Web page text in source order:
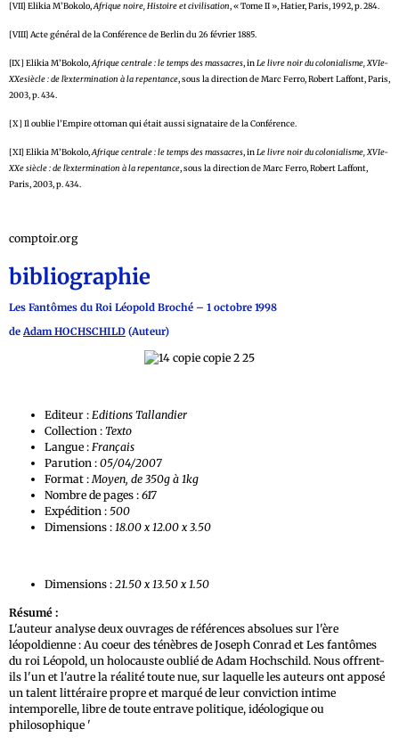
[VII] Elikia M’Bokolo,Afrique noire, Histoire et civilisation, « Tome II », Hatier, Paris, 1992, p. 284.
[VIII] Acte général de la Conférence de Berlin du 26 février 1885.
[IX] Elikia M’Bokolo,Afrique centrale : le temps des massacres, inLe livre noir du colonialisme, XVIe-
XXesiècle : de l’extermination à la repentance, sous la direction de Marc Ferro, Robert Laffont, Paris,
2003, p. 434.
[X] Il oublie l’Empire ottoman qui était aussi signataire de la Conférence.
[XI] Elikia M’Bokolo,Afrique centrale : le temps des massacres, inLe livre noir du colonialisme, XVIe-
XXe siècle : de l’extermination à la repentance, sous la direction de Marc Ferro, Robert Laffont,
Paris, 2003, p. 434.
comptoir.org
bibliographie
Les Fantômes du Roi Léopold Broché – 1 octobre 1998
deAdam HOCHSCHILD (Auteur)
Editeur : Editions Tallandier
Collection : Texto
Langue : Français
Parution : 05/04/2007
Format :Moyen, de 350g à 1kg
Nombre de pages : 617
Expédition : 500
Dimensions : 18.00 x 12.00 x 3.50
Dimensions : 21.50 x 13.50 x 1.50
Résumé :
L'auteur analyse deux ouvrages de références absolues sur l'ère
léopoldienne : Au coeur des ténèbres de Joseph Conrad et Les fantômes
du roi Léopold, un holocauste oublié de Adam Hochschild. Nous offrent-
ils l'un et l'autre la réalité toute nue, sur laquelle les auteurs ont apposé
un talent littéraire propre et marqué de leur conviction intime
intemporelle, libre de toute entrave politique, idéologique ou
philosophique '